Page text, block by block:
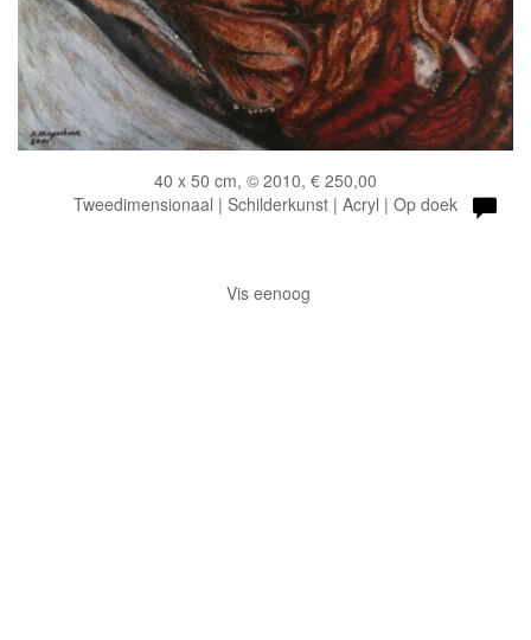
40 x 50 cm, © 2010, € 250,00
Tweedimensionaal | Schilderkunst | Acryl | Op doek
Vis eenoog